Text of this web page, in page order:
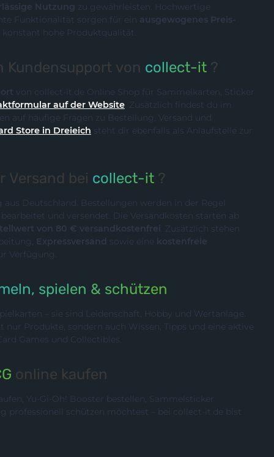
Nutzung zu gewährleisten. Hochwertige
Funktionalität sorgen für ein ausgewogenes Preis-
hohe Produktqualität.
Kundensupport von collect-it ?
von collect-it.de Online Shop für Sammelkarten, Sticker
auf der Website. Zusätzlich findest du im
auf häufige Fragen zu Bestellung, Versand und
Store in Dreieich steht dir ebenfalls als Anlaufstelle zur
Versand bei collect-it ?
Deutschland. Bestellungen werden in der Regel
bearbeitet und versendet. Die Versandkosten starten ab
von 80 € versandkostenfrei. Zusätzlich stehen
Expressversand sowie eine kostenfreie
Verfügung.
spielen & schützen
– sie sind Leidenschaft, Hobby und Wertanlage.
Produkte, sondern auch Wissen, Tipps und eine aktive
Games und Collectibles.
online kaufen
Yu-Gi-Oh! Booster bestellen, Sammelsticker
professionell schützen möchtest – bei collect-it.de bist